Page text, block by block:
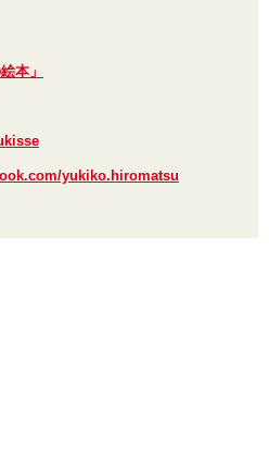
本」
yukiko.hiromatsu